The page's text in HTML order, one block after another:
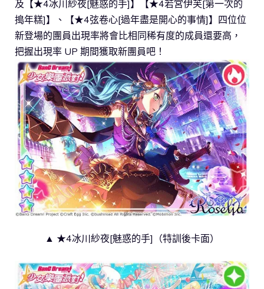
及【★4冰川紗夜[魅惑的手]】【★4若宮伊芙[第一次的
搗年糕]】、【★4弦卷心[過年盡是開心的事情]】四位位
新登場的團員出現率將會比相同稀有度的成員還要高，
把握出現率 UP 期間獲取新團員吧！
▲ ★4冰川紗夜[魅惑的手]（特訓後卡面）